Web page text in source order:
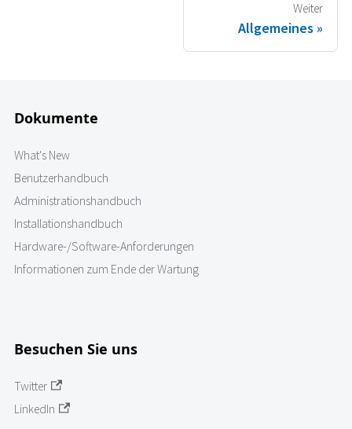
Weiter
Allgemeines
Dokumente
What's New
Benutzerhandbuch
Administrationshandbuch
Installationshandbuch
Hardware-/Software-Anforderungen
Informationen zum Ende der Wartung
Besuchen Sie uns
Twitter
LinkedIn